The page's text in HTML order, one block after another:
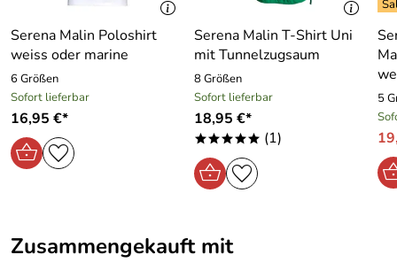
Serena Malin Poloshirt
weiss oder marine
6 Größen
Sofort lieferbar
16,95 €*
Serena Malin T-Shirt Uni
mit Tunnelzugsaum
8 Größen
Sofort lieferbar
18,95 €*
***** (1)
5
Zusammengekauft mit